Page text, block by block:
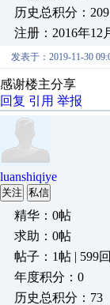
历史总积分：209
注册：2016年12
发表于：2019-11-30
感谢楼主分享
回复 引用 举报
luanshiqiye
关注 私信
精华：0帖
求助：0帖
帖子：1帖 | 599回
年度积分：0
历史总积分：73